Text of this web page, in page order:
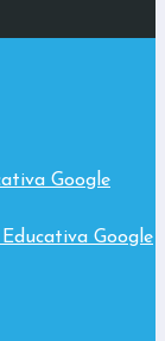
Google
Google